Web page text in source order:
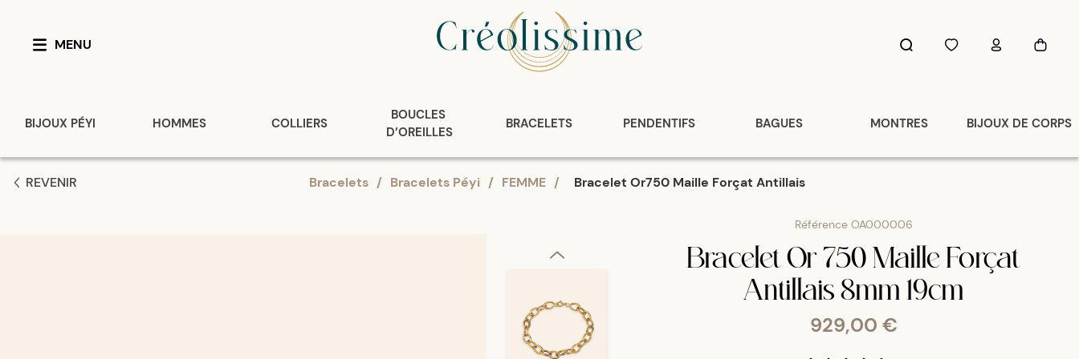
MENU
BIJOUX PÉYI HOMMES COLLIERS
BOUCLES
D’OREILLES
BRACELETS PENDENTIFS BAGUES MONTRES BIJOUX DE CORPS
Bracelets / Bracelets Péyi / FEMME / Bracelet Or750 Maille Forçat Antillais
REVENIR
Référence OA000006
Bracelet Or 750 Maille Forçat
Antillais 8mm 19cm
929,00 €